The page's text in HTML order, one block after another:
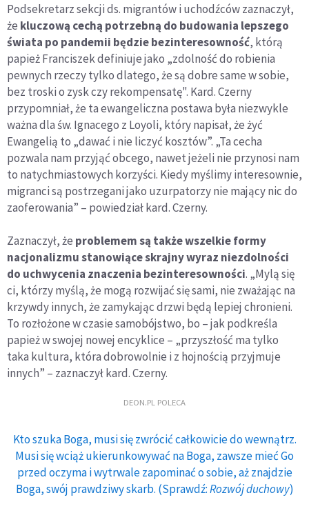
Podsekretarz sekcji ds. migrantów i uchodźców zaznaczył,
że kluczową cechą potrzebną do budowania lepszego
świata po pandemii będzie bezinteresowność, którą
papież Franciszek definiuje jako „zdolność do robienia
pewnych rzeczy tylko dlatego, że są dobre same w sobie,
bez troski o zysk czy rekompensatę". Kard. Czerny
przypomniał, że ta ewangeliczna postawa była niezwykle
ważna dla św. Ignacego z Loyoli, który napisał, że żyć
Ewangelią to „dawać i nie liczyć kosztów”. „Ta cecha
pozwala nam przyjąć obcego, nawet jeżeli nie przynosi nam
to natychmiastowych korzyści. Kiedy myślimy interesownie,
migranci są postrzegani jako uzurpatorzy nie mający nic do
zaoferowania” – powiedział kard. Czerny.
Zaznaczył, że problemem są także wszelkie formy
nacjonalizmu stanowiące skrajny wyraz niezdolności
do uchwycenia znaczenia bezinteresowności. „Mylą się
ci, którzy myślą, że mogą rozwijać się sami, nie zważając na
krzywdy innych, że zamykając drzwi będą lepiej chronieni.
To rozłożone w czasie samobójstwo, bo – jak podkreśla
papież w swojej nowej encyklice – „przyszłość ma tylko
taka kultura, która dobrowolnie i z hojnością przyjmuje
innych” – zaznaczył kard. Czerny.
DEON.PL POLECA
Kto szuka Boga, musi się zwrócić całkowicie do wewnątrz.
Musi się wciąż ukierunkowywać na Boga, zawsze mieć Go
przed oczyma i wytrwale zapominać o sobie, aż znajdzie
Boga, swój prawdziwy skarb. (Sprawdź:Rozwój duchowy)